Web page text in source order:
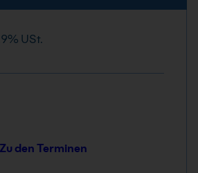
USt.
Zu den Terminen